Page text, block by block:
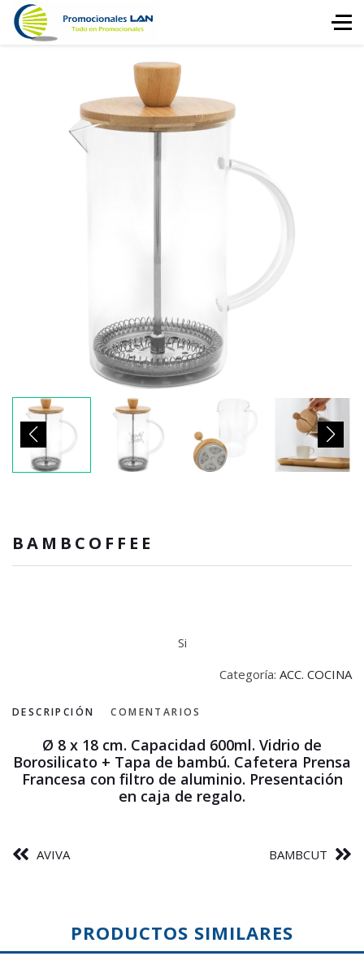
BAMBCOFFEE
Si
Categoría: ACC. COCINA
DESCRIPCIÓN COMENTARIOS
Ø 8 x 18 cm. Capacidad 600ml. Vidrio de
Borosilicato + Tapa de bambú. Cafetera Prensa
Francesa con filtro de aluminio. Presentación
en caja de regalo.
AVIVA BAMBCUT
PRODUCTOS SIMILARES